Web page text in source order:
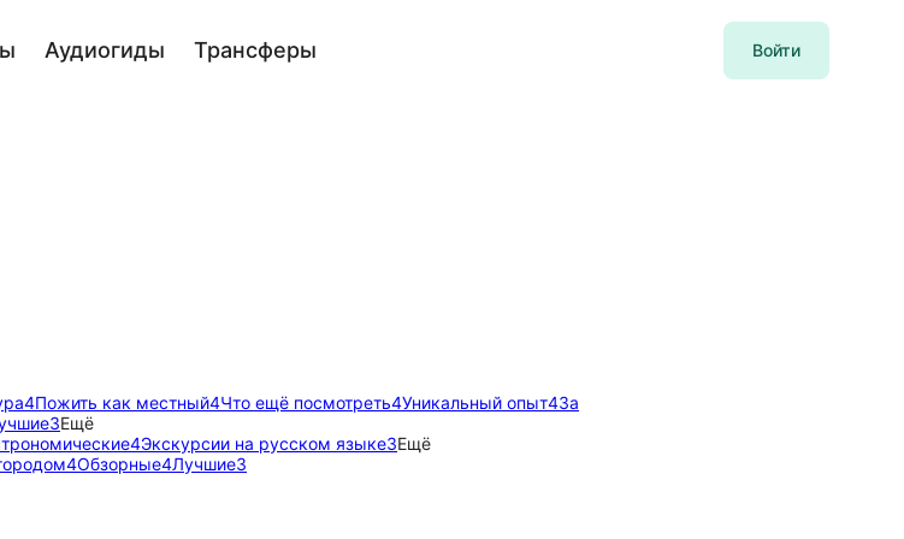
Аудиогиды Трансферы Войти
4Пожить как местный4Что ещё посмотреть4Уникальный опыт4За
3Ещё
4Экскурсии на русском языке3Ещё
4Обзорные4Лучшие3